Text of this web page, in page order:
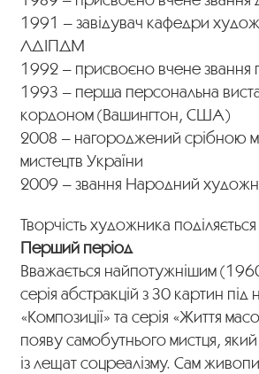
1991 – завідувач кафедри
ЛДІПДМ
1992 – присвоєно вчене
1993 – перша персональна
кордоном (Вашингтон, США)
2008 – нагороджений срібною
мистецтв України
2009 – звання Народний
Творчість художника
Перший період
Вважається найпотужнішим
серія абстракцій з 30 картин під
«Композиції» та серія «Життя
появу самобутнього мистця,
із лещат соцреалізму. Сам